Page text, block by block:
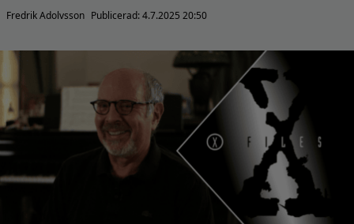
Fredrik Adolvsson Publicerad:4.7.2025 20:50